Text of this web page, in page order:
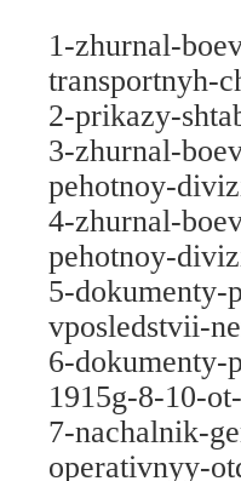
1-zhurnal-
transportnyh-
2-prikazy-
3-zhurnal-
pehotnoy-
4-zhurnal-
pehotnoy-
5-dokumenty-
vposledstvii-
6-dokumenty-
1915g-8-10-
7-nachalnik-
operativnyy-